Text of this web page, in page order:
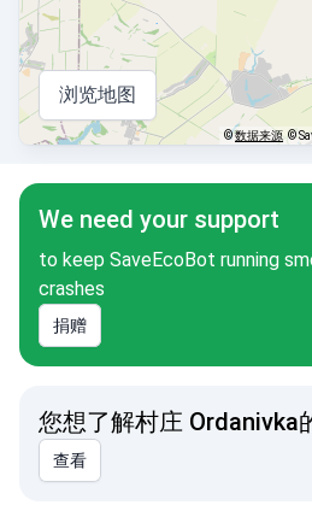
浏览地图
©数据来源 ©
We need your support
to keep SaveEcoBot running
crashes
捐赠
您想了解村庄 Ordanivka
查看